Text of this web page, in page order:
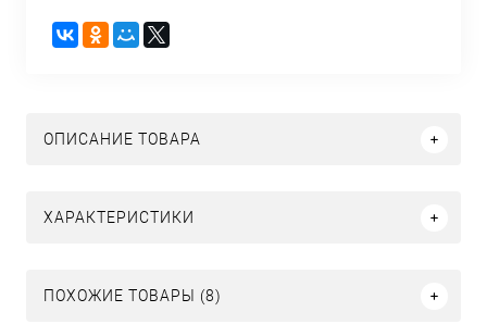
ОПИСАНИЕ ТОВАРА
ХАРАКТЕРИСТИКИ
ПОХОЖИЕ ТОВАРЫ (8)